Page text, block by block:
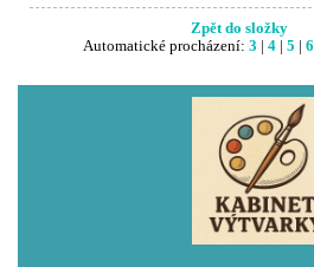
Zpět do složky
Automatické procházení: 3 4| 5 6